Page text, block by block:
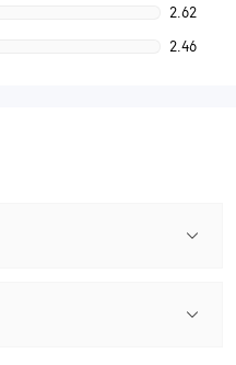
2.62
2.46